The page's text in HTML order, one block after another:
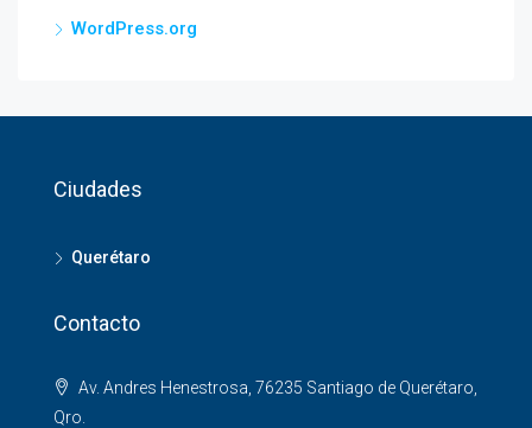
WordPress.org
Ciudades
Querétaro
Contacto
Av. Andres Henestrosa, 76235 Santiago de Querétaro,
Qro.